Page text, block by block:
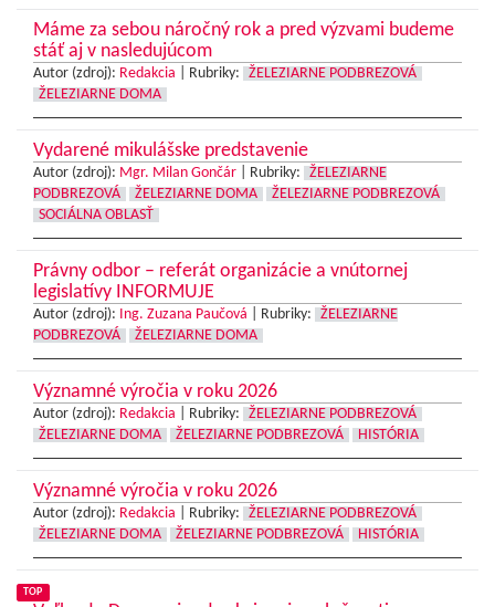
Máme za sebou náročný rok a pred výzvami budeme
stáť aj v nasledujúcom
Autor (zdroj): Redakcia Rubriky:
ŽELEZIARNE PODBREZOVÁ
ŽELEZIARNE DOMA
Vydarené mikulášske predstavenie
Autor (zdroj): Mgr. Milan Gončár Rubriky:
ŽELEZIARNE
PODBREZOVÁ
ŽELEZIARNE DOMA
ŽELEZIARNE PODBREZOVÁ
SOCIÁLNA OBLASŤ
Právny odbor – referát organizácie a vnútornej
legislatívy INFORMUJE
Autor (zdroj): Ing. Zuzana Paučová Rubriky:
ŽELEZIARNE
PODBREZOVÁ
ŽELEZIARNE DOMA
Významné výročia v roku 2026
Autor (zdroj): Redakcia Rubriky:
ŽELEZIARNE PODBREZOVÁ
ŽELEZIARNE DOMA
ŽELEZIARNE PODBREZOVÁ HISTÓRIA
Významné výročia v roku 2026
Autor (zdroj): Redakcia Rubriky:
ŽELEZIARNE PODBREZOVÁ
ŽELEZIARNE DOMA
ŽELEZIARNE PODBREZOVÁ HISTÓRIA
TOP